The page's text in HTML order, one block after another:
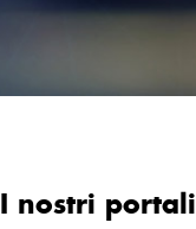
I nostri portali